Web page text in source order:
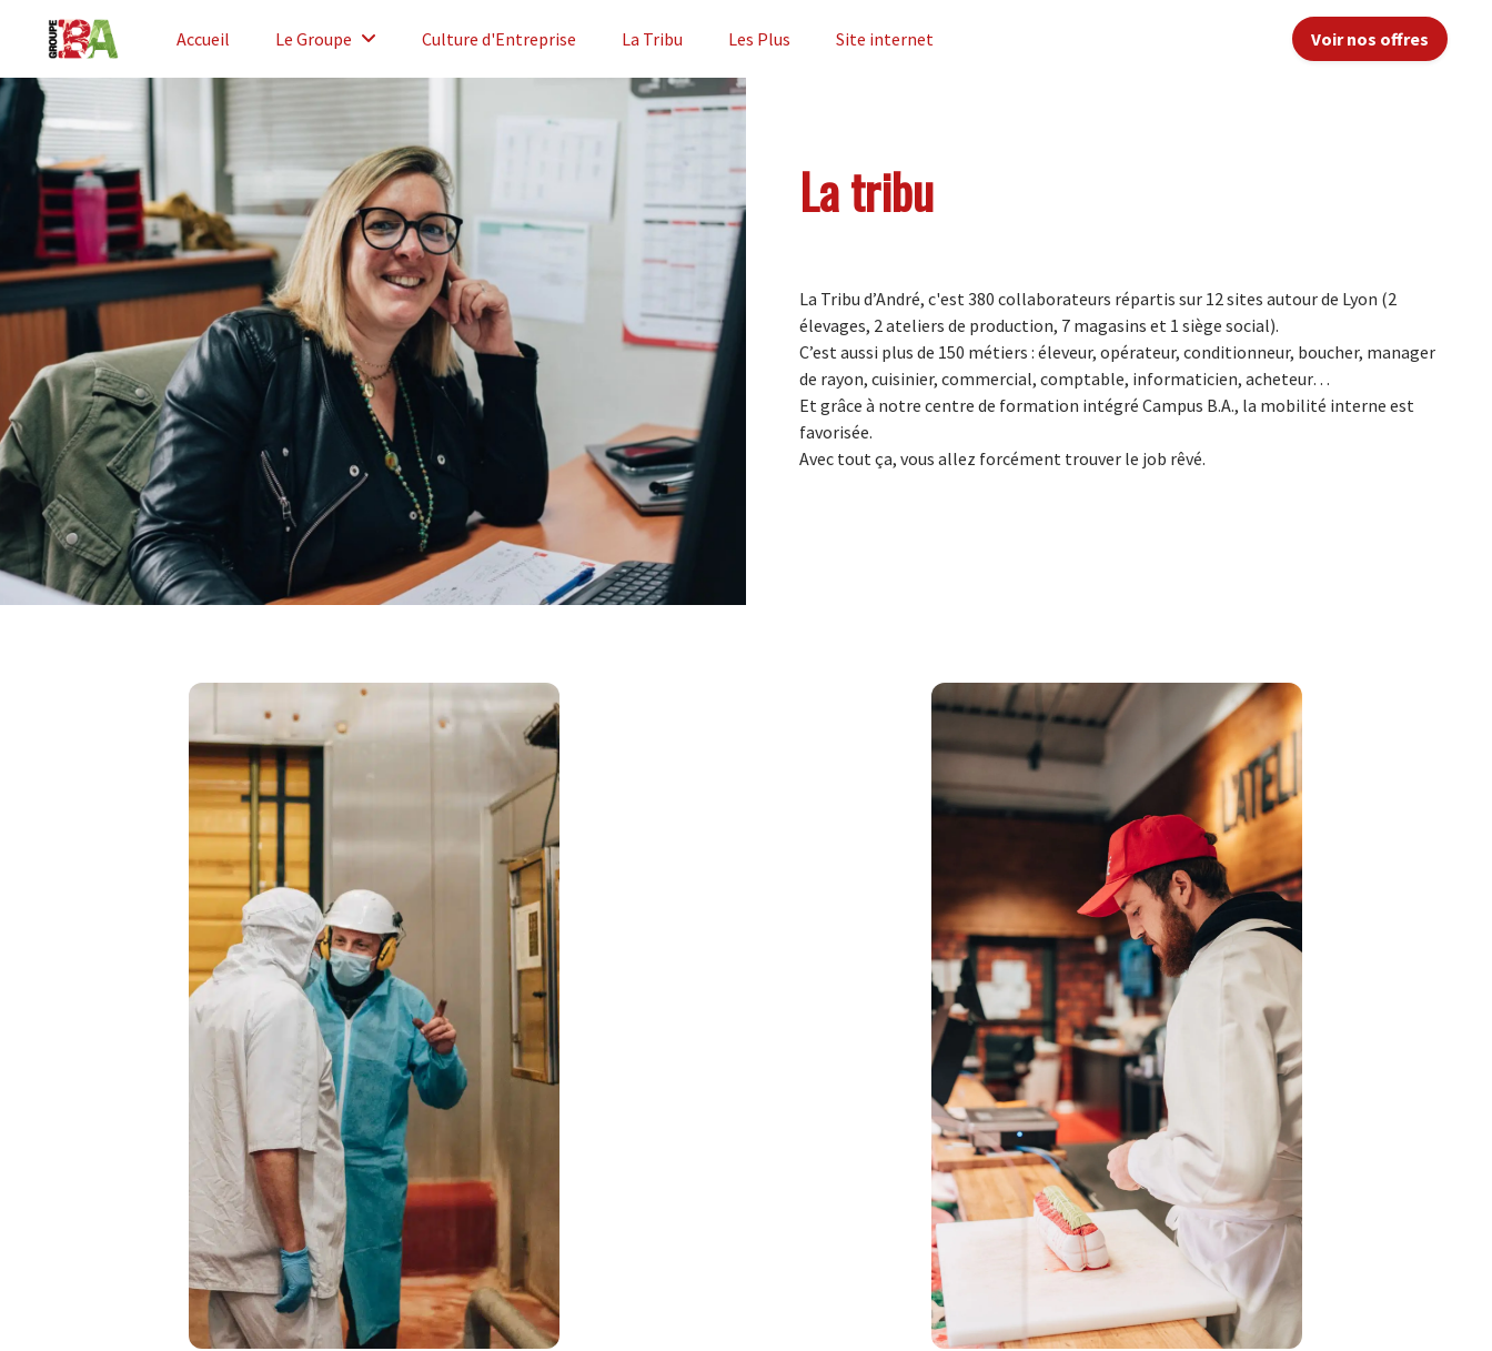
Accueil Le Groupe Culture d'Entreprise La Tribu Les Plus Site internet Voir nos offres
La tribu
La Tribu d’André, c'est 380 collaborateurs répartis sur 12 sites autour de Lyon (2
élevages, 2 ateliers de production, 7 magasins et 1 siège social).
C’est aussi plus de 150 métiers : éleveur, opérateur, conditionneur, boucher, manager
de rayon, cuisinier, commercial, comptable, informaticien, acheteur…
Et grâce à notre centre de formation intégré Campus B.A., la mobilité interne est
favorisée.
Avec tout ça, vous allez forcément trouver le job rêvé.